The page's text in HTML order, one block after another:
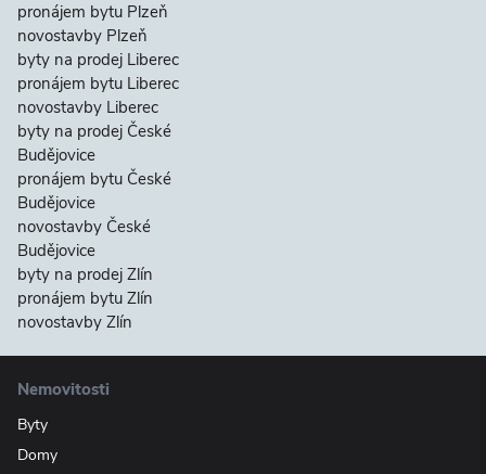
pronájem bytu Plzeň
novostavby Plzeň
byty na prodej Liberec
pronájem bytu Liberec
novostavby Liberec
byty na prodej České
Budějovice
pronájem bytu České
Budějovice
novostavby České
Budějovice
byty na prodej Zlín
pronájem bytu Zlín
novostavby Zlín
Nemovitosti
Byty
Domy